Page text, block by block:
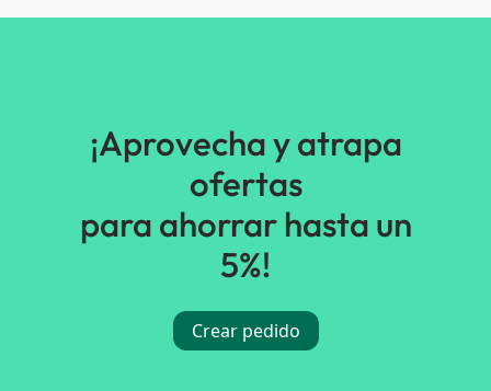
¡Aprovecha y atrapa
ofertas
para ahorrar hasta un
5%!
Crear pedido